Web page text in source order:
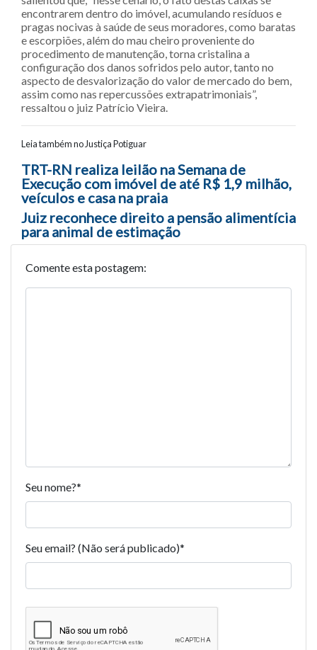
encontrarem dentro do imóvel, acumulando resíduos e
pragas nocivas à saúde de seus moradores, como baratas
e escorpiões, além do mau cheiro proveniente do
procedimento de manutenção, torna cristalina a
configuração dos danos sofridos pelo autor, tanto no
aspecto de desvalorização do valor de mercado do bem,
assim como nas repercussões extrapatrimoniais”,
ressaltou o juiz Patrício Vieira.
Leia também no Justiça Potiguar
Navegação entre posts
TRT-RN realiza leilão na Semana de
Execução com imóvel de até R$ 1,9 milhão,
veículos e casa na praia
Juiz reconhece direito a pensão alimentícia
para animal de estimação
Comente esta postagem:
Seu nome?*
Seu email? (Não será publicado)*